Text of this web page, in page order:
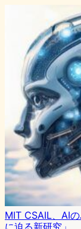
MIT CSAIL、AI